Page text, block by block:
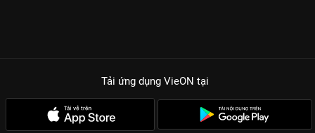
Tải ứng dụng VieON tại